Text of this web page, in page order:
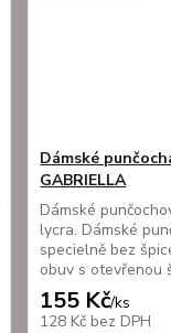
Dámské
GABRIELLA
Dámské
lycra. Dámské
specielně bez
obuv s otevřenou
155 Kč/ks
128 Kč bez DPH